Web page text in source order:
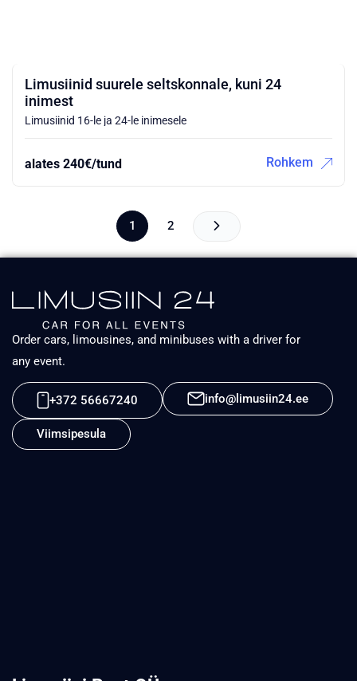
Limusiinid suurele seltskonnale, kuni 24
inimest
Limusiinid 16-le ja 24-le inimesele
alates 240€/tund Rohkem
1 2
Order cars, limousines, and minibuses with a driver for
any event.
+372 56667240 info@limusiin24.ee
Viimsipesula